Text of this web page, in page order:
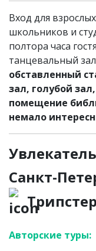
Вход для
школьников и
полтора часа
танцевальный
обставленный
зал, голубой
помещение
немало
Санкт-
Авторские туры: